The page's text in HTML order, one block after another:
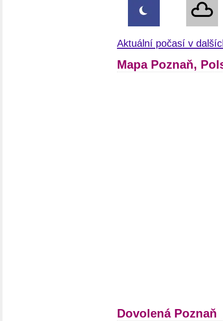
Aktuální počasí v
Mapa Poznaň,
Dovolená Poznaň